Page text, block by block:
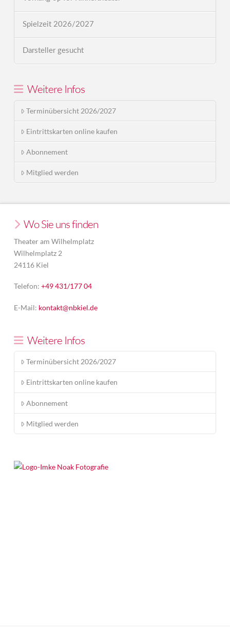
Spielzeit 2026/2027
Darsteller gesucht
Weitere Infos
Terminübersicht 2026/2027
Eintrittskarten online kaufen
Abonnement
Mitglied werden
Wo Sie uns finden
Theater am Wilhelmplatz
Wilhelmplatz 2
24116 Kiel
Telefon: +49 431/177 04
E-Mail: kontakt@nbkiel.de
Weitere Infos
Terminübersicht 2026/2027
Eintrittskarten online kaufen
Abonnement
Mitglied werden